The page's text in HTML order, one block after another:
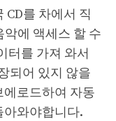
를 차에서 직
에 액세스 할 수
터를 가져 와서
되어 있지 않을
에로드하여 자동
아와야합니다.